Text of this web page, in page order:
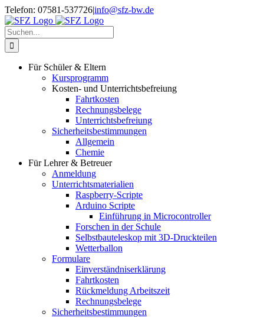
Zum
Inhalt
springen
Telefon: 07581-537726|info@sfz-bw.de
Suche
nach:
Für Schüler & Eltern
Kursprogramm
Kosten- und Unterrichtsbefreiung
Fahrtkosten
Rechnungsbelege
Unterrichtsbefreiung
Sicherheitsbestimmungen
Allgemein
Chemie
Für Lehrer & Betreuer
Anmeldung
Unterrichtsmaterialien
Raspberry-Scripte
Arduino Scripte
Einführung in Microcontroller
Forschen in der Schule
Selbstbauteleskop mit 3D-Druckteilen
Wetterballon
Formulare
Einverständniserklärung
Fahrtkosten
Rückmeldung Arbeitszeit
Rechnungsbelege
Sicherheitsbestimmungen